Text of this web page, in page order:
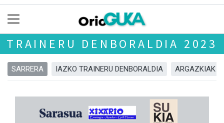
TRAINERU DENBORALDIA 2023
SARRERA IAZKO TRAINERU DENBORALDIA ARGAZKIAK